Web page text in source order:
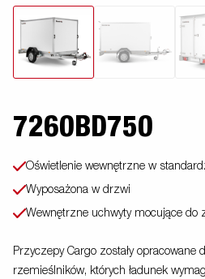
7260BD750
Oświetlenie wewnętrzne w
Wyposażona w drzwi
Wewnętrzne uchwyty mocujące do
Przyczepy Cargo zostały opracowane
rzemieślników, których ładunek